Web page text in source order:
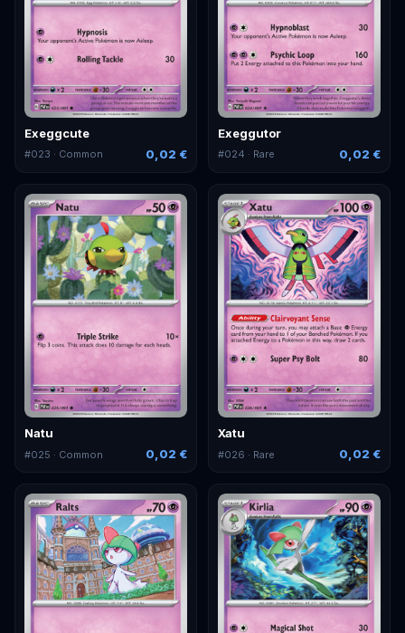
Exeggcute
#023 · Common 0,02 €
Exeggutor
#024 · Rare 0,02 €
Natu
#025 · Common 0,02 €
Xatu
#026 · Rare 0,02 €